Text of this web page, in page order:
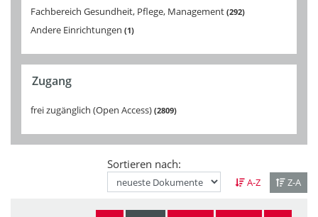
Fachbereich Gesundheit, Pflege, Management 292
Andere Einrichtungen 1
Zugang
frei zugänglich (Open Access) 2809
Sortieren nach:
A-Z Z-A